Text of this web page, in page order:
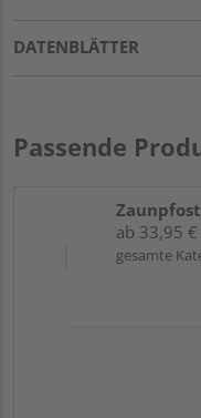
DATENBLÄTTER
Passende
ab 33,95
gesamte